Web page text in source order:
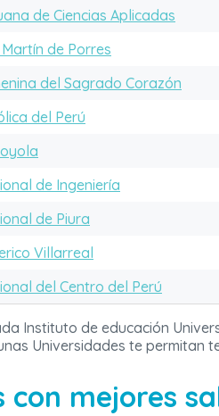
de Ciencias Aplicadas
de Porres
del Sagrado Corazón
del Perú
de Ingeniería
de Piura
Villarreal
del Centro del Perú
Instituto de educación
Universidades te permitan
con mejores